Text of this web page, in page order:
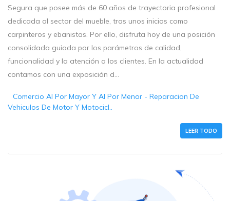
Segura que posee más de 60 años de trayectoria profesional
dedicada al sector del mueble, tras unos inicios como
carpinteros y ebanistas. Por ello, disfruta hoy de una posición
consolidada guiada por los parámetros de calidad,
funcionalidad y la atención a los clientes. En la actualidad
contamos con una exposición d...
Comercio Al Por Mayor Y Al Por Menor - Reparacion De
Vehiculos De Motor Y Motocicl..
LEER TODO